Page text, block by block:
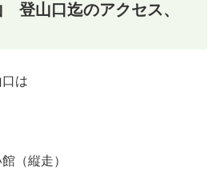
山口迄のアクセス、
は
（縦走）